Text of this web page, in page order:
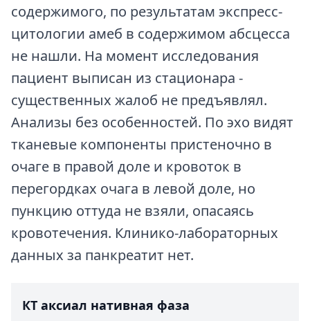
содержимого, по результатам экспресс-
цитологии амеб в содержимом абсцесса
не нашли. На момент исследования
пациент выписан из стационара -
существенных жалоб не предъявлял.
Анализы без особенностей. По эхо видят
тканевые компоненты пристеночно в
очаге в правой доле и кровоток в
перегордках очага в левой доле, но
пункцию оттуда не взяли, опасаясь
кровотечения. Клинико-лабораторных
данных за панкреатит нет.
КТ аксиал нативная фаза